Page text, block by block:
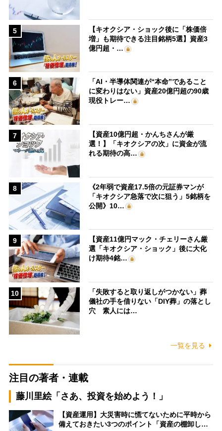
5
【キオクシア・ショック後に「株価倍
増」も期待できる注目銘柄5選】資産3
億円超・…
6
「AI・半導体関連が“本命”であること
に変わりはない」資産20億円超の90歳
現役トレー…
7
【資産10億円超・かんちさんが厳
選！】「キオクシアの次」に資金が流
れる期待の高…
8
《2年弱で資産17.5倍の元証券マンが
「キオクシア急落で次に狙う」5銘柄を
公開》10…
9
【資産11億円マック・チェリーさん厳
選「キオクシア・ショック」後に大化
け期待4銘…
10
「失敗すると取り返しがつかない」葬
儀社の手を借りない「DIY葬」の落とし
穴 素人には…
一覧を見る
注目の著者・連載
藤川里絵「さあ、投資を始めよう！」
【資産運用】大災害時に慌てないために平時から
備えておきたい3つのポイント「資産の棚卸し…